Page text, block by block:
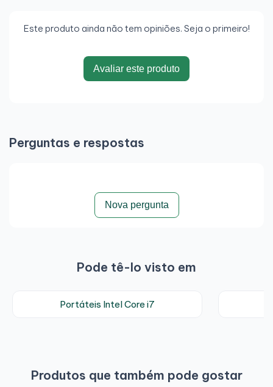
Este produto ainda não tem opiniões. Seja o primeiro!
Avaliar este produto
Perguntas e respostas
Nova pergunta
Pode tê-lo visto em
Portáteis Intel Core i7
Produtos que também pode gostar